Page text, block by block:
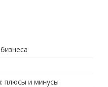
плюсы и минусы